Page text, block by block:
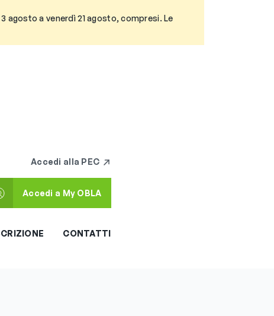
agosto a venerdì 21 agosto, compresi. Le
Accedi alla PEC
Accedi a My OBLA
CONTATTI